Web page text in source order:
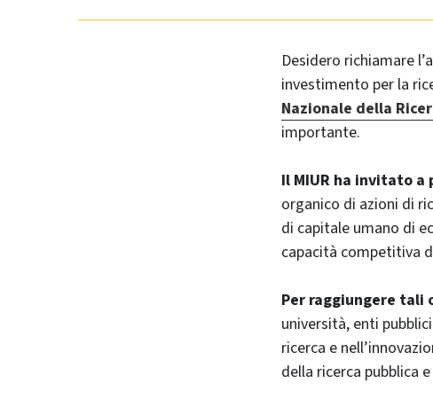
Desidero richiamare
investimento per la
Nazionale della
importante.
Il MIUR ha invitato
organico di azioni di
di capitale umano di
capacità competitiva
Per raggiungere
università, enti
ricerca e
della ricerca pubblica